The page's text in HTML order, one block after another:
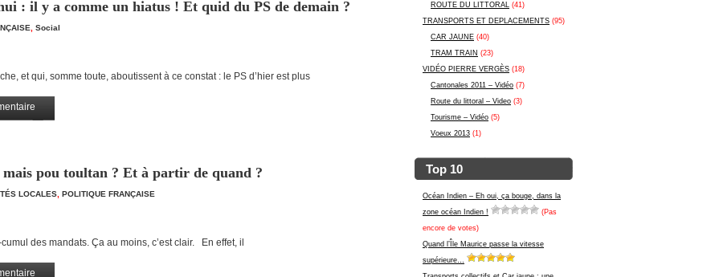
ROUTE DU LITTORAL (41)
TRANSPORTS ET DEPLACEMENTS (95)
CAR JAUNE (40)
TRAM TRAIN (23)
VIDÉO PIERRE VERGÈS (18)
Cantonales 2011 – Vidéo (7)
Route du littoral – Video (3)
Tourisme – Vidéo (5)
Voeux 2013 (1)
Top 10
Océan Indien – Eh oui, ça bouge, dans la
zone océan Indien !
(Pas
encore de votes)
Quand l’Île Maurice passe la vitesse
supérieure…
: il y a comme un hiatus ! Et quid du PS de demain ?
Social
et qui, somme toute, aboutissent à ce constat : le PS d’hier est plus
pou toultan ? Et à partir de quand ?
LOCALES POLITIQUE FRANÇAISE
des mandats. Ça au moins, c’est clair. En effet, il